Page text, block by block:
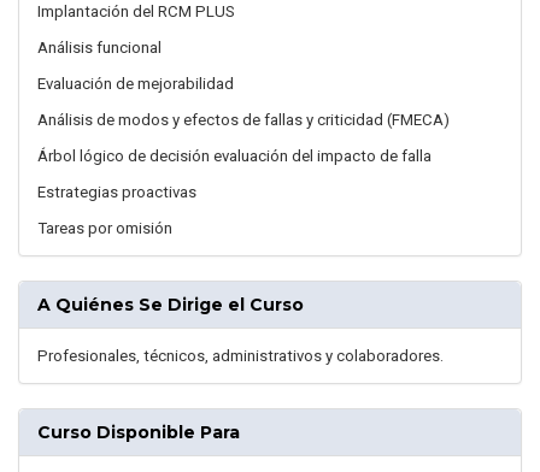
Implantación del RCM PLUS
Análisis funcional
Evaluación de mejorabilidad
Análisis de modos y efectos de fallas y criticidad (FMECA)
Árbol lógico de decisión evaluación del impacto de falla
Estrategias proactivas
Tareas por omisión
A Quiénes Se Dirige el Curso
Profesionales, técnicos, administrativos y colaboradores.
Curso Disponible Para